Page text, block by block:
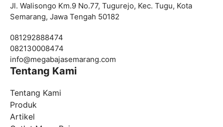
Jl. Walisongo Km.9 No.77, Tugurejo, Kec. Tugu, Kota
Semarang, Jawa Tengah 50182
081292888474
082130008474
info@megabajasemarang.com
Tentang Kami
Tentang Kami
Produk
Artikel